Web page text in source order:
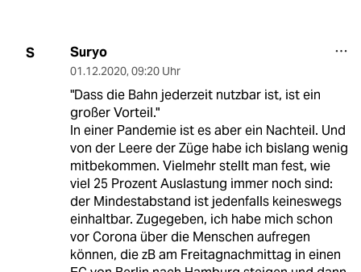
S Suryo
01.12.2020, 09:20 Uhr
"Dass die Bahn jederzeit nutzbar ist, ist ein
großer Vorteil."
In einer Pandemie ist es aber ein Nachteil. Und
von der Leere der Züge habe ich bislang wenig
mitbekommen. Vielmehr stellt man fest, wie
viel 25 Prozent Auslastung immer noch sind:
der Mindestabstand ist jedenfalls keineswegs
einhaltbar. Zugegeben, ich habe mich schon
vor Corona über die Menschen aufregen
können, die zB am Freitagnachmittag in einen